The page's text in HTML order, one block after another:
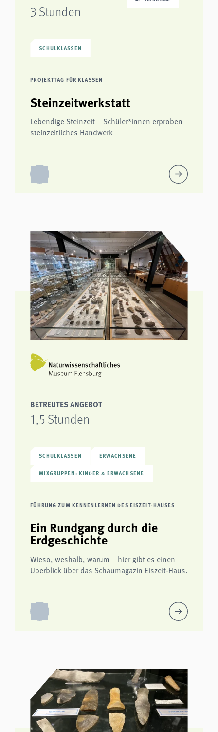
3 Stunden
SCHULKLASSEN
PROJEKTTAG FÜR KLASSEN
Steinzeitwerkstatt
Lebendige Steinzeit – Schüler*innen erproben
steinzeitliches Handwerk
BETREUTES ANGEBOT
1,5 Stunden
SCHULKLASSEN ERWACHSENE
MIXGRUPPEN: KINDER & ERWACHSENE
FÜHRUNG ZUM KENNENLERNEN DES EISZEIT-HAUSES
Ein Rundgang durch die
Erdgeschichte
Wieso, weshalb, warum – hier gibt es einen
Überblick über das Schaumagazin Eiszeit-Haus.